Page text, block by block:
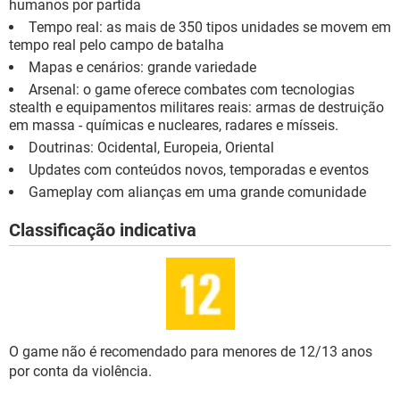
humanos por partida
Tempo real: as mais de 350 tipos unidades se movem em
tempo real pelo campo de batalha
Mapas e cenários: grande variedade
Arsenal: o game oferece combates com tecnologias
stealth e equipamentos militares reais: armas de destruição
em massa - químicas e nucleares, radares e mísseis.
Doutrinas: Ocidental, Europeia, Oriental
Updates com conteúdos novos, temporadas e eventos
Gameplay com alianças em uma grande comunidade
Classificação indicativa
O game não é recomendado para menores de 12/13 anos
por conta da violência.